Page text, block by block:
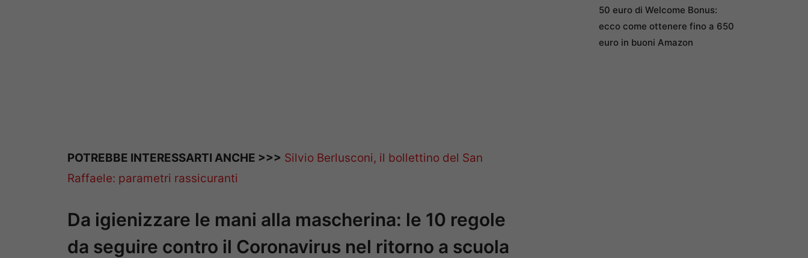
POTREBBE INTERESSARTI ANCHE >>> Silvio Berlusconi, il bollettino del San
Raffaele: parametri rassicuranti
Da igienizzare le mani alla mascherina: le 10 regole
da seguire contro il Coronavirus nel ritorno a scuola
50 euro di Welcome Bonus:
ecco come ottenere fino a 650
euro in buoni Amazon